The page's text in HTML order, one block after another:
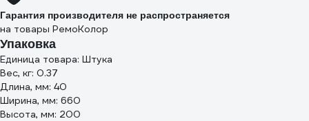
Гарантия производителя не распространяется
на товары РемоКолор
Упаковка
Единица товара: Штука
Вес, кг: 0.37
Длина, мм: 40
Ширина, мм: 660
Высота, мм: 200